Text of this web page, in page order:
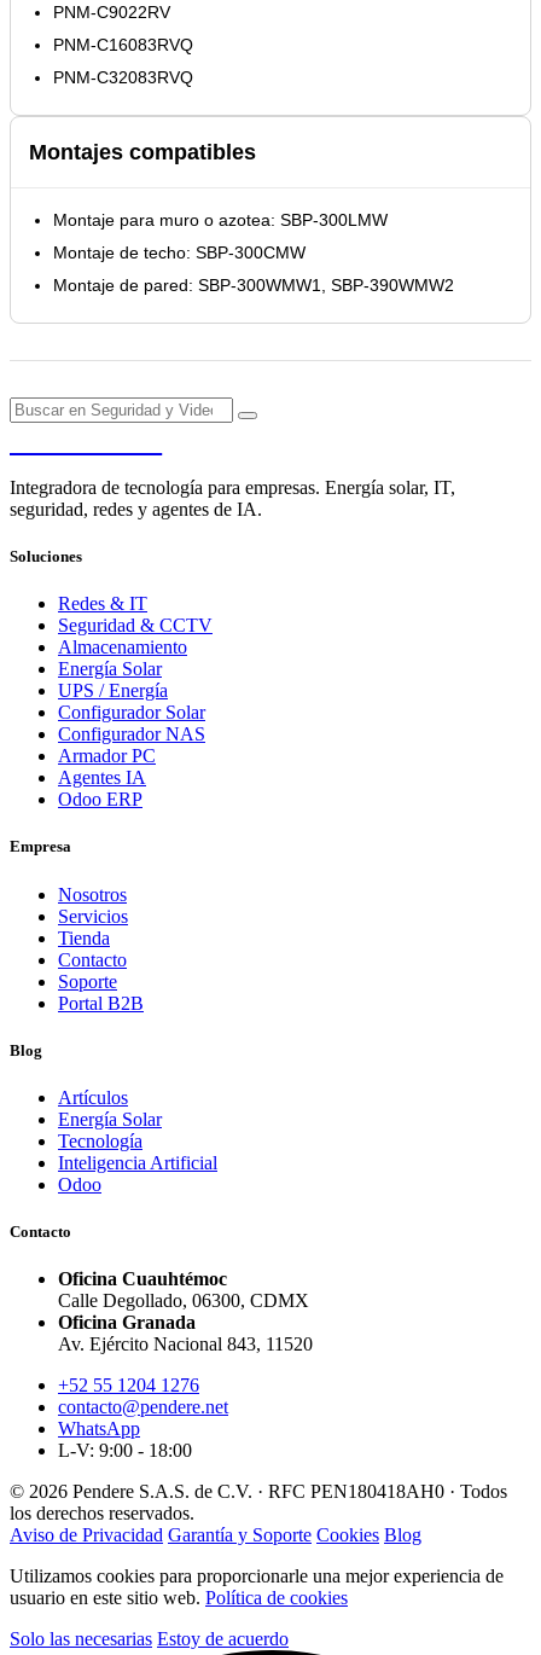
PNM-C9022RV
PNM-C16083RVQ
PNM-C32083RVQ
Montajes compatibles
Montaje para muro o azotea: SBP-300LMW
Montaje de techo: SBP-300CMW
Montaje de pared: SBP-300WMW1, SBP-390WMW2
Integradora de tecnología para empresas. Energía solar, IT,
seguridad, redes y agentes de IA.
Soluciones
Redes & IT
Seguridad & CCTV
Almacenamiento
Energía Solar
UPS / Energía
Configurador Solar
Configurador NAS
Armador PC
Agentes IA
Odoo ERP
Empresa
Nosotros
Servicios
Tienda
Contacto
Soporte
Portal B2B
Blog
Artículos
Energía Solar
Tecnología
Inteligencia Artificial
Odoo
Contacto
Oficina Cuauhtémoc
Calle Degollado, 06300, CDMX
Oficina Granada
Av. Ejército Nacional 843, 11520
+52 55 1204 1276
contacto@pendere.net
WhatsApp
L-V: 9:00 - 18:00
© 2026 Pendere S.A.S. de C.V. · RFC PEN180418AH0 · Todos
los derechos reservados.
Aviso de Privacidad Garantía y Soporte Cookies Blog
Utilizamos cookies para proporcionarle una mejor experiencia de
usuario en este sitio web. Política de cookies
Solo las necesarias Estoy de acuerdo